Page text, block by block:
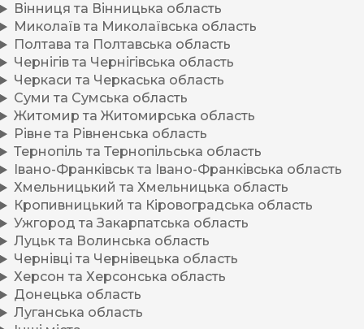
Вінниця та Вінницька область
Миколаїв та Миколаївська область
Полтава та Полтавська область
Чернігів та Чернігівська область
Черкаси та Черкаська область
Суми та Сумська область
Житомир та Житомирська область
Рівне та Рівненська область
Тернопіль та Тернопільська область
Івано-Франківськ та Івано-Франківська область
Хмельницький та Хмельницька область
Кропивницький та Кіровоградська область
Ужгород та Закарпатська область
Луцьк та Волинська область
Чернівці та Чернівецька область
Херсон та Херсонська область
Донецька область
Луганська область